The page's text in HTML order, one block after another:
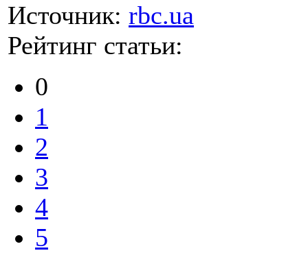
Источник: rbc.ua
Рейтинг статьи:
0
1
2
3
4
5